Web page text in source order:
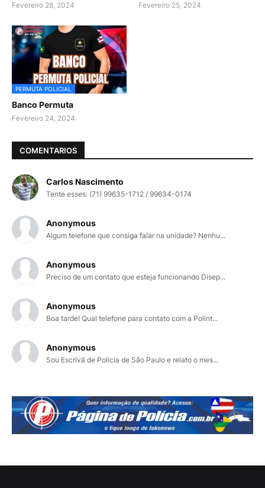
Fevereiro 28, 2024 Fevereiro 25, 2024
PERMUTA POLICIAL
Banco Permuta
Fevereiro 24, 2024
COMENTARIOS
Carlos Nascimento
Tente esses: (71) 99635-1712 / 99634-0174
Anonymous
Algum telefone que consiga falar na unidade? Nenhu...
Anonymous
Preciso de um contato que esteja funcionando Disep...
Anonymous
Boa tarde! Qual telefone para contato com a Polint...
Anonymous
Sou Escrivã de Polícia de São Paulo e relato o mes...